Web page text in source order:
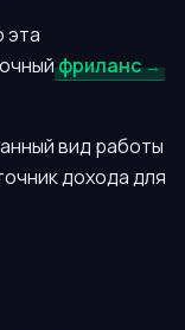
эта
фриланс
вид работы
дохода для